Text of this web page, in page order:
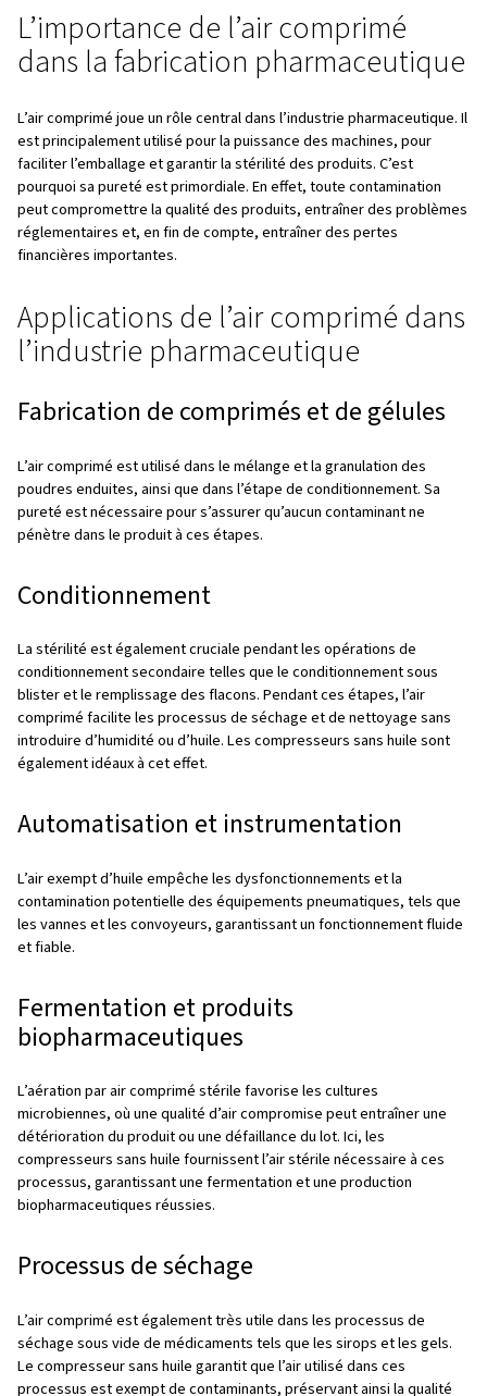
Table des matières
Introduction
L’importance de l’air comprimé dans la fabrication
pharmaceutique
pharmaceutique
Avantages des compresseurs sans huile
Le rôle et l’impact des technologies de
En résumé
FAQs
L’importance de l’air
dans la fabrication
L’air comprimé joue un rôle central dans l’industrie
faciliter l’emballage et garantir la stérilité des produits.
peut compromettre la qualité des produits, entraîner
réglementaires et, en fin de compte, entraîner des
financières importantes.
Applications de l’air
l’industrie pharmaceutique
Fabrication de comprimés et de
L’air comprimé est utilisé dans le mélange et la
pureté est nécessaire pour s’assurer qu’aucun
Conditionnement